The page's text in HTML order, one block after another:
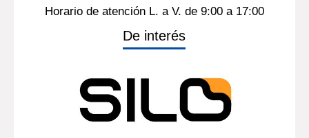
Horario de atención L. a V. de 9:00 a 17:00
De interés